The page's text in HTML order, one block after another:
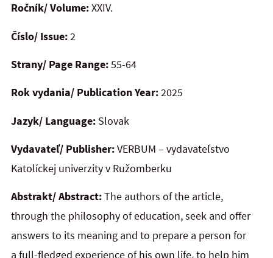
Ročník/ Volume:XXIV.
Číslo/ Issue:2
Strany/ Page Range:55-64
Rok vydania/ Publication Year:2025
Jazyk/ Language: Slovak
Vydavateľ/ Publisher:VERBUM – vydavateľstvo
Katolíckej univerzity v Ružomberku
Abstrakt/ Abstract:The authors of the article,
through the philosophy of education, seek and offer
answers to its meaning and to prepare a person for
a full-fledged experience of his own life, to help him